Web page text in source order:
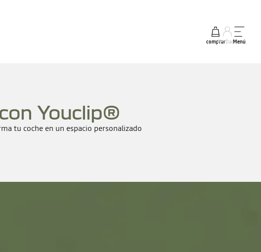
comprarMy DaciaMenú
con Youclip®
tu coche en un espacio personalizado